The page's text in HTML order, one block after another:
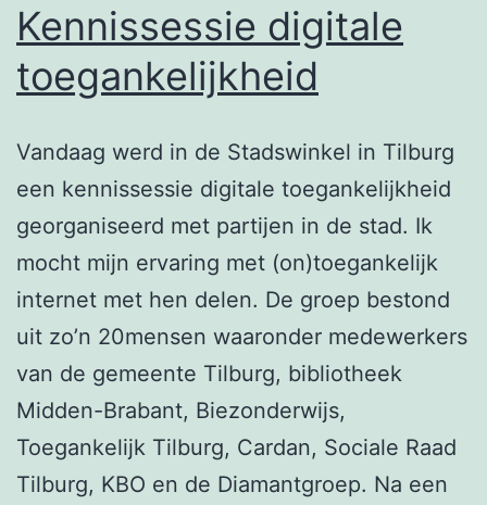
Kennissessie digitale
toegankelijkheid
Vandaag werd in de Stadswinkel in Tilburg
een kennissessie digitale toegankelijkheid
georganiseerd met partijen in de stad. Ik
mocht mijn ervaring met (on)toegankelijk
internet met hen delen. De groep bestond
uit zo’n 20mensen waaronder medewerkers
van de gemeente Tilburg, bibliotheek
Midden-Brabant, Biezonderwijs,
Toegankelijk Tilburg, Cardan, Sociale Raad
Tilburg, KBO en de Diamantgroep. Na een